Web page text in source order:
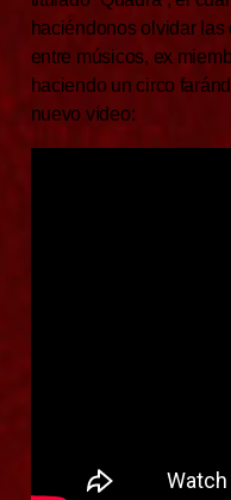
haciéndonos olvidar
entre músicos, ex
haciendo un circo
nuevo vídeo: